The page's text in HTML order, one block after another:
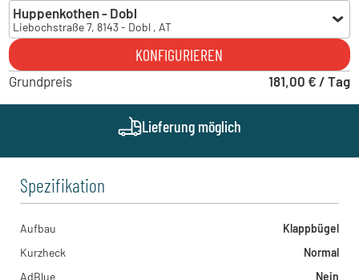
Huppenkothen - Dobl
Liebochstraße 7, 8143 - Dobl , AT
Huppenkothen - Dobl
Liebochstraße 7, 8143 - Dobl , ATKONFIGURIEREN
Grundpreis 181,00 € / Tag
Lieferung möglich
Spezifikation
Aufbau
Klappbügel
Kurzheck
Normal
AdBlue
Nein